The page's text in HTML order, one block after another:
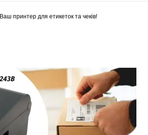
Ваш принтер для етикеток та чеків!